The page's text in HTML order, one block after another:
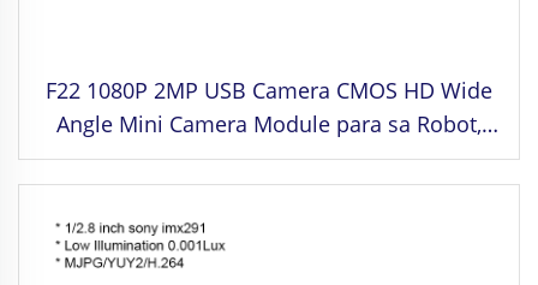
F22 1080P 2MP USB Camera CMOS HD Wide
Angle Mini Camera Module para sa Robot,
Industrial Machine Vision